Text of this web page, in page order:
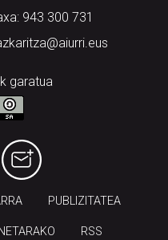
943 300 731
garatua
PUBLIZITATEA
RSS